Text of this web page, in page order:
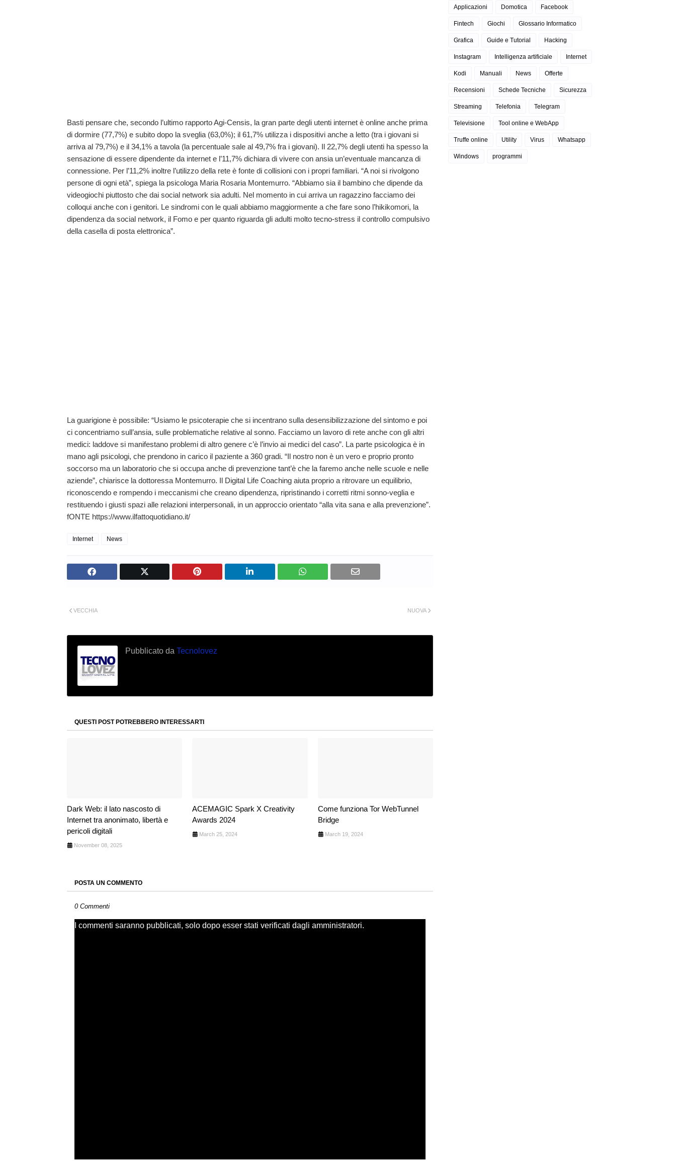
Basti pensare che, secondo l’ultimo rapporto Agi-Censis, la gran parte degli utenti internet è online anche prima
di dormire (77,7%) e subito dopo la sveglia (63,0%); il 61,7% utilizza i dispositivi anche a letto (tra i giovani si
arriva al 79,7%) e il 34,1% a tavola (la percentuale sale al 49,7% fra i giovani). Il 22,7% degli utenti ha spesso la
sensazione di essere dipendente da internet e l’11,7% dichiara di vivere con ansia un’eventuale mancanza di
connessione. Per l’11,2% inoltre l’utilizzo della rete è fonte di collisioni con i propri familiari. “A noi si rivolgono
persone di ogni età”, spiega la psicologa Maria Rosaria Montemurro. “Abbiamo sia il bambino che dipende da
videogiochi piuttosto che dai social network sia adulti. Nel momento in cui arriva un ragazzino facciamo dei
colloqui anche con i genitori. Le sindromi con le quali abbiamo maggiormente a che fare sono l’hikikomori, la
dipendenza da social network, il Fomo e per quanto riguarda gli adulti molto tecno-stress il controllo compulsivo
della casella di posta elettronica”.
La guarigione è possibile: “Usiamo le psicoterapie che si incentrano sulla desensibilizzazione del sintomo e poi
ci concentriamo sull’ansia, sulle problematiche relative al sonno. Facciamo un lavoro di rete anche con gli altri
medici: laddove si manifestano problemi di altro genere c’è l’invio ai medici del caso”. La parte psicologica è in
mano agli psicologi, che prendono in carico il paziente a 360 gradi. “Il nostro non è un vero e proprio pronto
soccorso ma un laboratorio che si occupa anche di prevenzione tant’è che la faremo anche nelle scuole e nelle
aziende”, chiarisce la dottoressa Montemurro. Il Digital Life Coaching aiuta proprio a ritrovare un equilibrio,
riconoscendo e rompendo i meccanismi che creano dipendenza, ripristinando i corretti ritmi sonno-veglia e
restituendo i giusti spazi alle relazioni interpersonali, in un approccio orientato “alla vita sana e alla prevenzione”.
fONTE https://www.ilfattoquotidiano.it/
Internet News
NUOVA
VECCHIA
Pubblicato da Tecnolovez
QUESTI POST POTREBBERO INTERESSARTI
Dark Web: il lato nascosto di
Internet tra anonimato, libertà e
pericoli digitali
November 08, 2025
ACEMAGIC Spark X Creativity
Awards 2024
March 25, 2024
Come funziona Tor WebTunnel
Bridge
March 19, 2024
POSTA UN COMMENTO
0 Commenti
I commenti saranno pubblicati, solo dopo esser stati verificati dagli amministratori.
Applicazioni Domotica Facebook
Fintech Giochi Glossario Informatico
Grafica Guide e Tutorial Hacking
Instagram Intelligenza artificiale Internet
Kodi Manuali News Offerte
Recensioni Schede Tecniche Sicurezza
Streaming Telefonia Telegram
Televisione Tool online e WebApp
Truffe online Utility Virus Whatsapp
Windows programmi